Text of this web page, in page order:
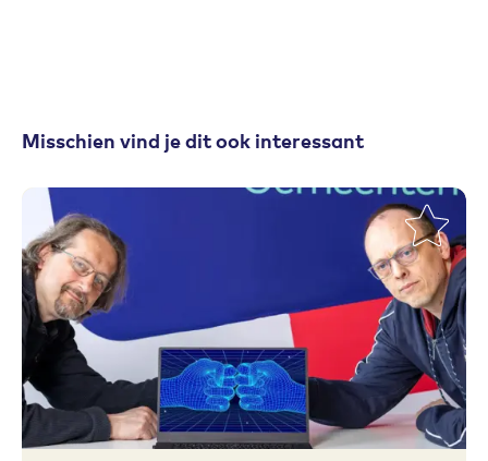
Misschien vind je dit ook interessant
Toevoegen aan favorieten